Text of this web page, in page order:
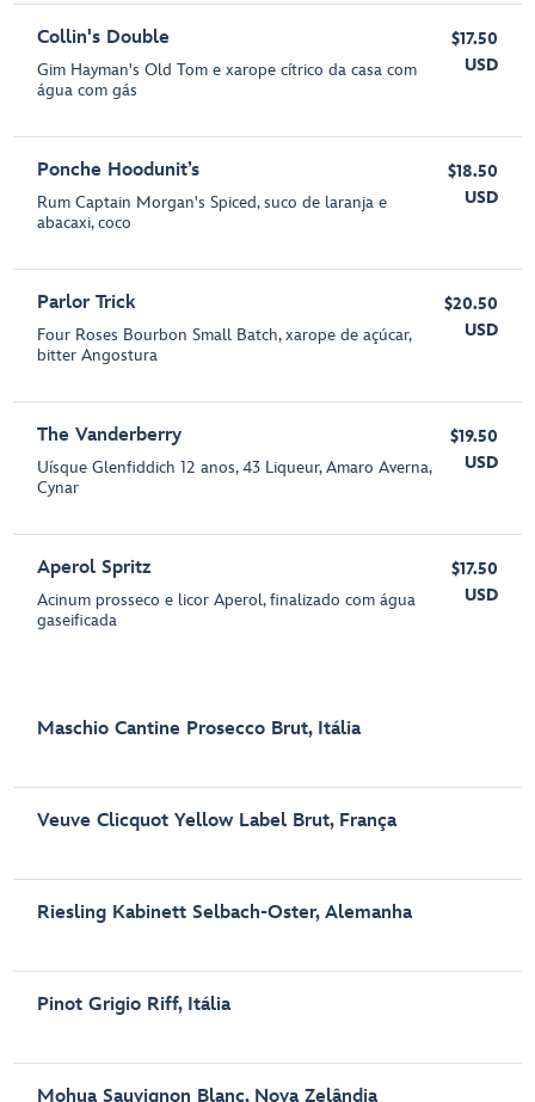
Collin's Double
Gim Hayman's Old Tom e xarope cítrico da casa com
água com gás
$17.50
USD
Ponche Hoodunit’s
Rum Captain Morgan's Spiced, suco de laranja e
abacaxi, coco
$18.50
USD
Parlor Trick
Four Roses Bourbon Small Batch, xarope de açúcar,
bitter Angostura
$20.50
USD
The Vanderberry
Uísque Glenfiddich 12 anos, 43 Liqueur, Amaro Averna,
Cynar
$19.50
USD
Aperol Spritz
Acinum prosseco e licor Aperol, finalizado com água
gaseificada
$17.50
USD
Maschio Cantine Prosecco Brut, Itália
Veuve Clicquot Yellow Label Brut, França
Riesling Kabinett Selbach-Oster, Alemanha
Pinot Grigio Riff, Itália
Mohua Sauvignon Blanc, Nova Zelândia